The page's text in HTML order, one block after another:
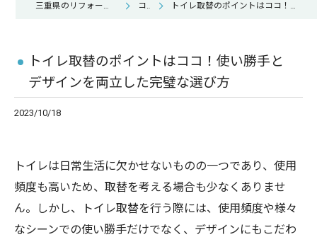
三重県のリフォームなら有限会社ヤマモト住設 コラム トイレ取替のポイントはココ！使い勝手とデザインを両立した完璧な選び方
トイレ取替のポイントはココ！使い勝手と
デザインを両立した完璧な選び方
2023/10/18
トイレは日常生活に欠かせないものの一つであり、使用
頻度も高いため、取替を考える場合も少なくありませ
ん。しかし、トイレ取替を行う際には、使用頻度や様々
なシーンでの使い勝手だけでなく、デザインにもこだわ